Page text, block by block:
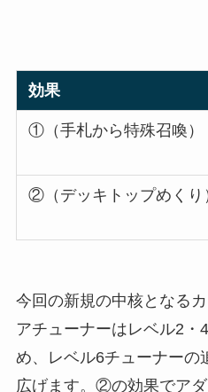
効果
①（手札から特殊召喚）
②（デッキトップめくり
今回の新規の中核となる
アチューナーはレベル2・
め、レベル6チューナーの
広げます。②の効果でア